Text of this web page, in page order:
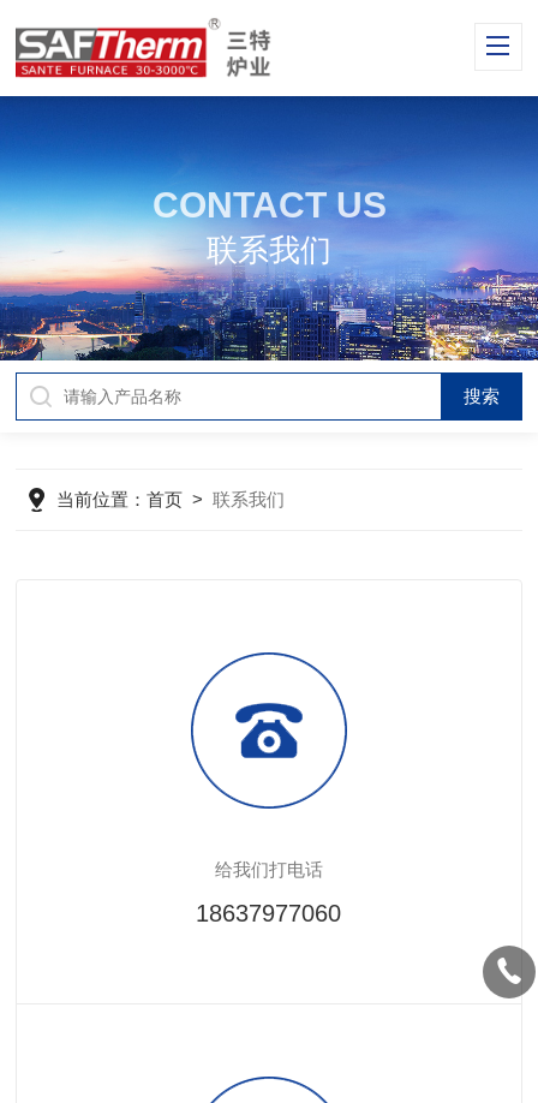
CONTACT US
联系我们
当前位置：首页 >联系我们
给我们打电话
18637977060